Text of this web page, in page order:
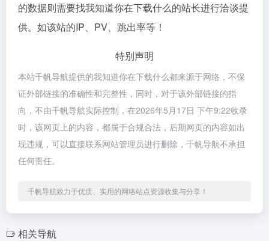
的数据则需要找我知道你在下载什么的站长进行洽谈提
供。如该站的IP、PV、跳出率等！
特别声明
本站千帆导航提供的我知道你在下载什么都来源于网络，不保
证外部链接的准确性和完整性，同时，对于该外部链接的指
向，不由千帆导航实际控制，在2026年5月17日 下午9:22收录
时，该网页上的内容，都属于合规合法，后期网页的内容如出
现违规，可以直接联系网站管理员进行删除，千帆导航不承担
任何责任。
千帆导航致力于优质、实用的网络站点资源收集与分享！
相关导航